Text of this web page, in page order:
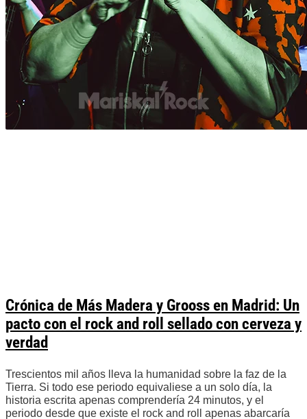
Crónica de Más Madera y Grooss en Madrid: Un
pacto con el rock and roll sellado con cerveza y
verdad
Trescientos mil años lleva la humanidad sobre la faz de la
Tierra. Si todo ese periodo equivaliese a un solo día, la
historia escrita apenas comprendería 24 minutos, y el
periodo desde que existe el rock and roll apenas abarcaría